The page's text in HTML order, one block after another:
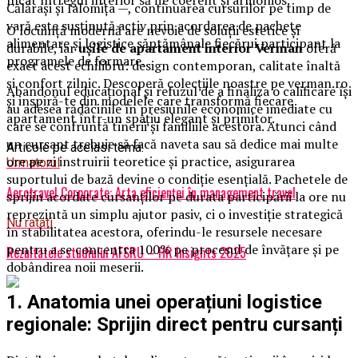
O locuință modernă are nevoie de soluții estetice și
durabile, iarușile de apartament interior Vermanoferă
exact acest echilibru: design contemporan, calitate înaltă
și confort zilnic. Descoperă colecțiile noastre pe verman.ro
și inspiră-te din modelele care transformă fiecare
apartament într-un spațiu elegant și primitor.
Articole pe aceiasi tema:
Urmatorul
Aerotravel Corporate: Arta eficienței în management travel
Nu ratati
Rezultatele studiului AFSRU – HR Insights 2025
Călărași și Ialomița —, continuarea cursurilor pe timp de
vară este susținută activ prin acordarea de pachete
alimentare și logistice săptămânale fiecărui participant la
programele de formare.
Abandonul educațional și refuzul de a finaliza o calificare își
au adesea rădăcinile în presiunile economice imediate cu
care se confruntă tinerii și familiile acestora. Atunci când
un cursant trebuie să facă naveta sau să dedice mai multe
ore pe zi instruirii teoretice și practice, asigurarea
suportului de bază devine o condiție esențială. Pachetele de
sprijin acordate cursanților pe durata participării la ore nu
reprezintă un simplu ajutor pasiv, ci o investiție strategică
în stabilitatea acestora, oferindu-le resursele necesare
pentru a se concentra 100% pe procesul de învățare și pe
dobândirea noii meserii.
1. Anatomia unei operațiuni logistice
regionale: Sprijin direct pentru cursanți